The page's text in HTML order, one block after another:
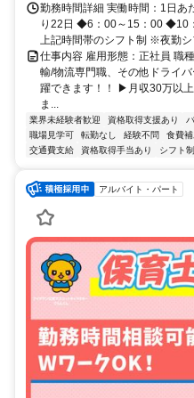
勤務時間詳細 実働時間：1日あ
り22日 ◆6：00～15：00 ◆10
上記時間帯のシフト制 ※夜勤シ
仕事内容 雇用形態：正社員 職
輸/物流専門職、その他ドライ
躍できます！！ ▶月収30万以
ま...
業界未経験者歓迎 資格取得支援あり
職場見学可
転勤なし 経験不問 食費補
交通費支給
資格取得手当あり シフト制
アルバイト・パート